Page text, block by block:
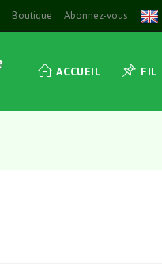
Boutique Abonnez-vous
ACCUEIL FIL